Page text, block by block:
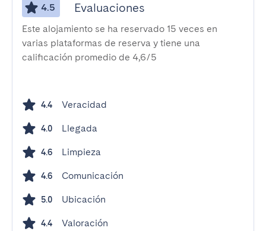
4.5 Evaluaciones
Este alojamiento se ha reservado 15 veces en
varias plataformas de reserva y tiene una
calificación promedio de 4,6/5
4.4 Veracidad
4.0 Llegada
4.6 Limpieza
4.6 Comunicación
5.0 Ubicación
4.4 Valoración